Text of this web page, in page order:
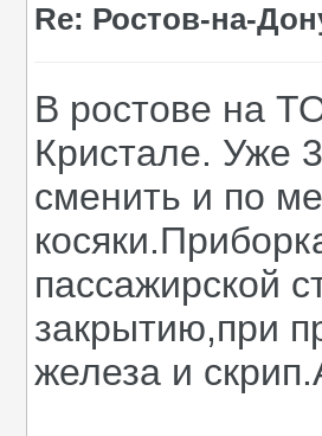
Re: Ростов-на-
В ростове на
Кристале. Уже
сменить и по
пассажирской
закрытию,при
железа и